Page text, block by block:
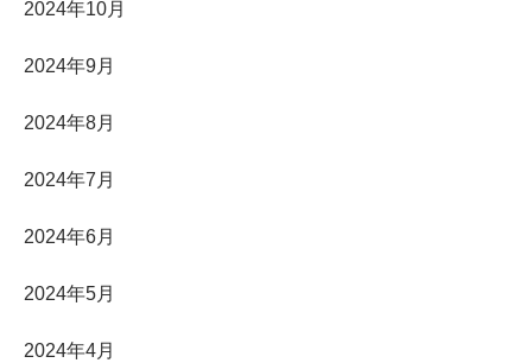
2024年10月
2024年9月
2024年8月
2024年7月
2024年6月
2024年5月
2024年4月